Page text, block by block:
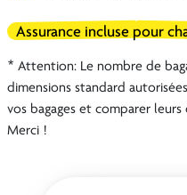
Assurance incluse pour
* Attention: Le nombre de
dimensions standard
vos bagages et comparer leurs
Merci !